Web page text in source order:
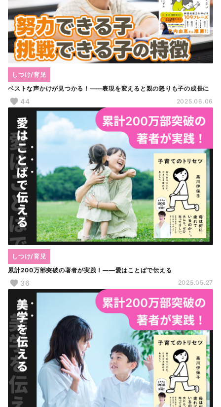
ベストな声かけが見つかる！――表現を変えると親の怒りも子の成長に
しつけ/育児
44 2025.06.06
累計200万部突破の著者が実践！――愛はことばで伝える
しつけ/育児
36 2025.05.27